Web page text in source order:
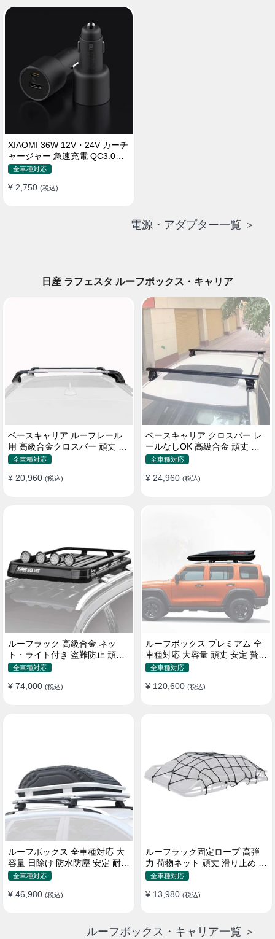
XIAOMI 36W 12V・24V カーチ
ャージャー 急速充電 QC3.0
LEDライト コンパクト 車載充
全車種対応
¥ 2,750 (税込)
電源・アダプター一覧 ＞
日産 ラフェスタ ルーフボックス・キャリア
ベースキャリア ルーフレール
用 高級合金クロスバー 頑丈 ロ
ック付き ベースラックセット
全車種対応
¥ 20,960 (税込)
ベースキャリア クロスバー レ
ールなしOK 高級合金 頑丈 ロ
ック付き ベースラックセット
全車種対応
¥ 24,960 (税込)
ルーフラック 高級合金 ネッ
ト・ライト付き 盗難防止 頑丈
安定 分離式 大容量 ベースキャ
全車種対応
¥ 74,000 (税込)
ルーフボックス プレミアム 全
車種対応 大容量 頑丈 安定 贅沢
使い心地 おしゃれ 多色 車用ラ
全車種対応
¥ 120,600 (税込)
ルーフボックス 全車種対応 大
容量 日除け 防水防塵 安定 耐久
使い便利 折畳式 車用ラゲッジ
全車種対応
¥ 46,980 (税込)
ルーフラック固定ロープ 高弾
力 荷物ネット 頑丈 滑り止め ス
トラップ付き ベースキャリア
全車種対応
¥ 13,980 (税込)
ルーフボックス・キャリア一覧 ＞